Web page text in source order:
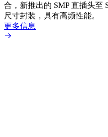
合，新推出的 SMP 直插头至
尺寸封装，具有高频性能。
更多信息